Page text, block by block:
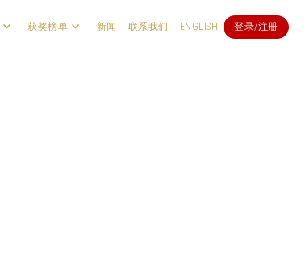
获奖榜单 新闻 联系我们 ENGLISH 登录/注册